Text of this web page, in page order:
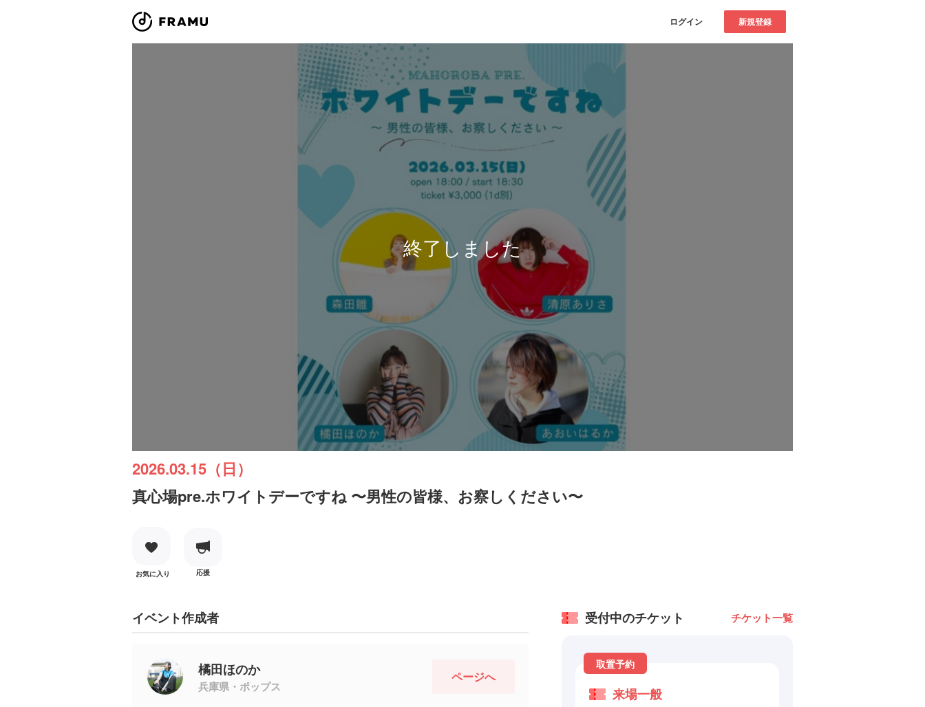
ログイン 新規登録
終了しました
2026.03.15（日）
真心場pre.ホワイトデーですね 〜男性の皆様、お察しください〜
お気に入り 応援
イベント作成者
橘田ほのか
兵庫県・ポップス
ページへ
受付中のチケット チケット一覧
取置予約
来場一般